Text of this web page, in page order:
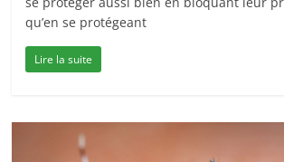
qu’en se protégeant
Lire la suite